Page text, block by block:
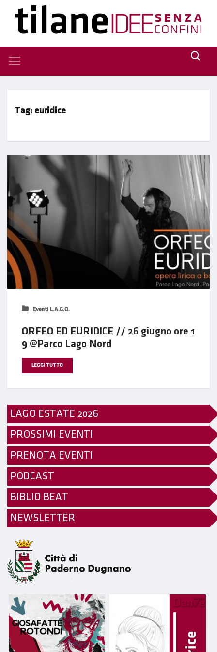
Tag: euridice
Eventi L.A.G.O.
ORFEO ED EURIDICE // 26 giugno ore 1
9 @Parco Lago Nord
LEGGI TUTTO
LAGO ESTATE 2026
PROSSIMI EVENTI
PRENOTA EVENTI
PODCAST
BIBLIO BEAT
NEWSLETTER